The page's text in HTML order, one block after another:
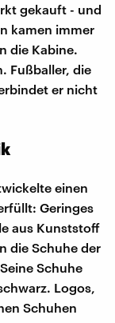
gekauft - und
kamen immer
die Kabine.
Fußballer, die
er nicht
einen
Geringes
aus Kunststoff
die Schuhe der
Schuhe
Logos,
Schuhen